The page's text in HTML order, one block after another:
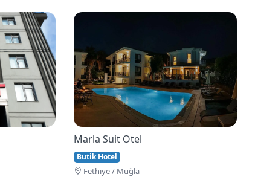
Marla Suit Otel
Butik Hotel
Fethi̇ye / Muğla